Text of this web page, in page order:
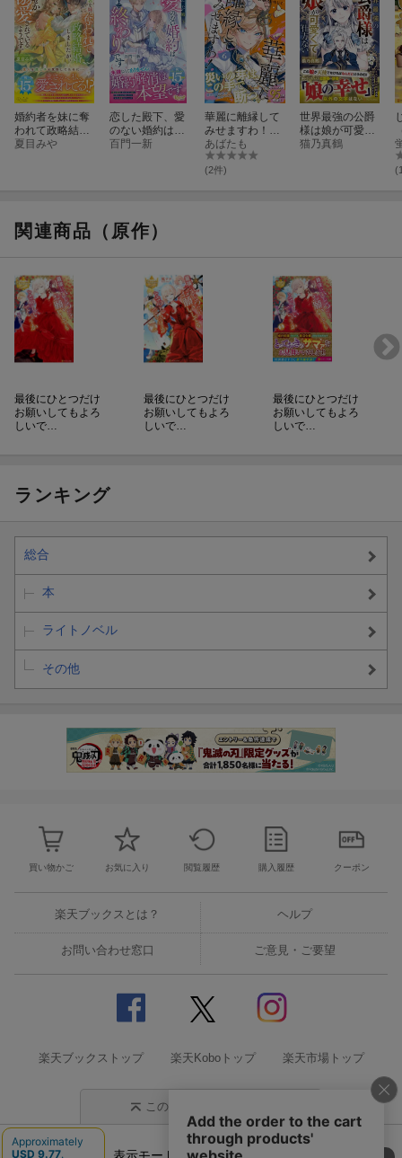
婚約者を妹に奪
われて政略結婚
しましたが、な
夏目みや
恋した殿下、愛
のない婚約は今
日で終わりです
百門一新
華麗に離縁して
みせますわ！
（6）
あばたも
(2件)
世界最強の公爵
様は娘が可愛く
て仕方ない
猫乃真鶴
関連商品（原作）
最後にひとつだけ
お願いしてもよろ
しいで…
最後にひとつだけ
お願いしてもよろ
しいで…
最後にひとつだけ
お願いしてもよろ
しいで…
ランキング
総合
本
ライトノベル
その他
買い物かご お気に入り 閲覧履歴 購入履歴 クーポン
楽天ブックスとは？ ヘルプ
お問い合わせ窓口 ご意見・ご要望
楽天ブックストップ 楽天Koboトップ 楽天市場トップ
このページの先頭に戻る